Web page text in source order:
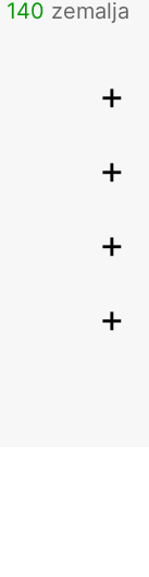
140 zemalja